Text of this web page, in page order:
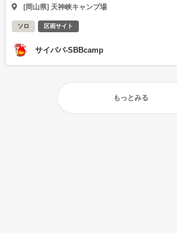
[岡山県] 天神峡キャンプ場
ソロ 区画サイト
サイババ-SBBcamp
もっとみる